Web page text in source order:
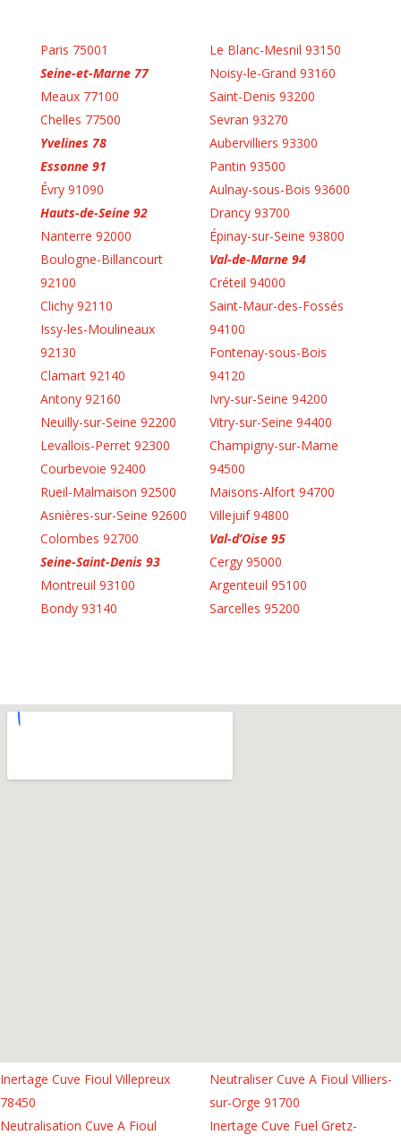
Paris 75001
Seine-et-Marne 77
Meaux 77100
Chelles 77500
Yvelines 78
Essonne 91
Évry 91090
Hauts-de-Seine 92
Nanterre 92000
Boulogne-Billancourt
92100
Clichy 92110
Issy-les-Moulineaux
92130
Clamart 92140
Antony 92160
Neuilly-sur-Seine 92200
Levallois-Perret 92300
Courbevoie 92400
Rueil-Malmaison 92500
Asnières-sur-Seine 92600
Colombes 92700
Seine-Saint-Denis 93
Montreuil 93100
Bondy 93140
Le Blanc-Mesnil 93150
Noisy-le-Grand 93160
Saint-Denis 93200
Sevran 93270
Aubervilliers 93300
Pantin 93500
Aulnay-sous-Bois 93600
Drancy 93700
Épinay-sur-Seine 93800
Val-de-Marne 94
Créteil 94000
Saint-Maur-des-Fossés
94100
Fontenay-sous-Bois
94120
Ivry-sur-Seine 94200
Vitry-sur-Seine 94400
Champigny-sur-Marne
94500
Maisons-Alfort 94700
Villejuif 94800
Val-d’Oise 95
Cergy 95000
Argenteuil 95100
Sarcelles 95200
Inertage Cuve Fioul Villepreux
78450
Neutralisation Cuve A Fioul
Neutraliser Cuve A Fioul Villiers-
sur-Orge 91700
Inertage Cuve Fuel Gretz-